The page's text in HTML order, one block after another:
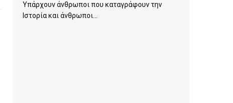
Υπάρχουν άνθρωποι που καταγράφουν την
Ιστορία και άνθρωποι...